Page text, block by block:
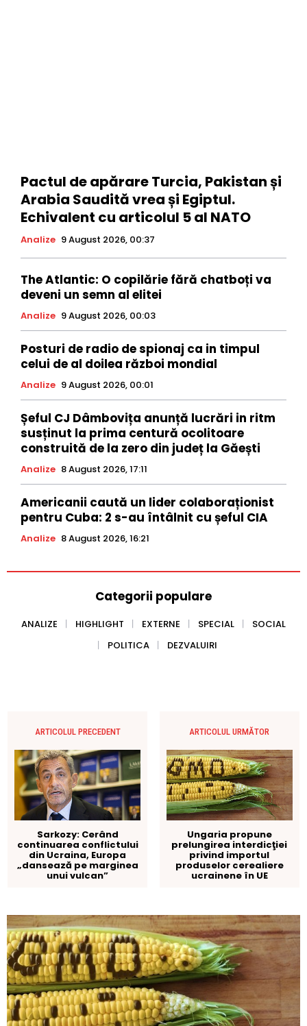
Pactul de apărare Turcia, Pakistan și
Arabia Saudită vrea și Egiptul.
Echivalent cu articolul 5 al NATO
Analize 9 August 2026, 00:37
The Atlantic: O copilărie fără chatboți va
deveni un semn al elitei
Analize 9 August 2026, 00:03
Posturi de radio de spionaj ca in timpul
celui de al doilea război mondial
Analize 9 August 2026, 00:01
Șeful CJ Dâmbovița anunță lucrări in ritm
susținut la prima centură ocolitoare
construită de la zero din județ la Găești
Analize 8 August 2026, 17:11
Americanii caută un lider colaboraționist
pentru Cuba: 2 s-au întâlnit cu șeful CIA
Analize 8 August 2026, 16:21
Categorii populare
ANALIZE HIGHLIGHT EXTERNE SPECIAL
SOCIAL
POLITICA
DEZVALUIRI
ARTICOLUL PRECEDENT
Sarkozy: Cerând
continuarea conflictului
din Ucraina, Europa
„dansează pe marginea
unui vulcan”
ARTICOLUL URMĂTOR
Ungaria propune
prelungirea interdicţiei
privind importul
produselor cerealiere
ucrainene în UE